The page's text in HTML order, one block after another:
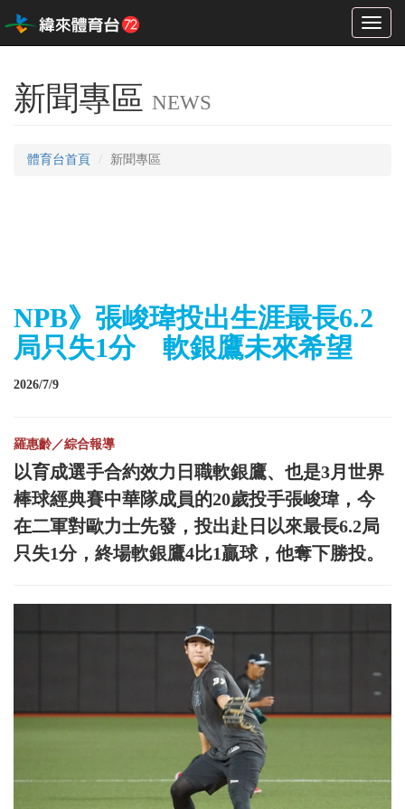
Toggle
新聞專區 NEWS
體育台首頁 新聞專區
NPB》張峻瑋投出生涯最長6.2
局只失1分 軟銀鷹未來希望
2026/7/9
羅惠齡／綜合報導
以育成選手合約效力日職軟銀鷹、也是3月世界
棒球經典賽中華隊成員的20歲投手張峻瑋，今
在二軍對歐力士先發，投出赴日以來最長6.2局
只失1分，終場軟銀鷹4比1贏球，他奪下勝投。